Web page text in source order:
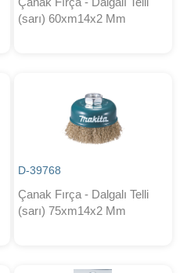
(sarı) 60xm14x2 Mm
D-39768
Çanak Fırça - Dalgalı Telli
(sarı) 75xm14x2 Mm